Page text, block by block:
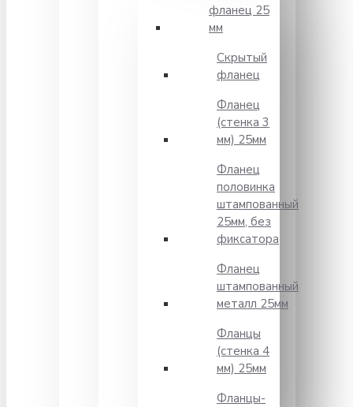
фланец 25
мм
Скрытый
фланец
Фланец
(стенка 3
мм) 25мм
Фланец
половинка
штампованный
25мм, без
фиксатора
Фланец
штампованный
металл 25мм
Фланцы
(стенка 4
мм) 25мм
Фланцы-